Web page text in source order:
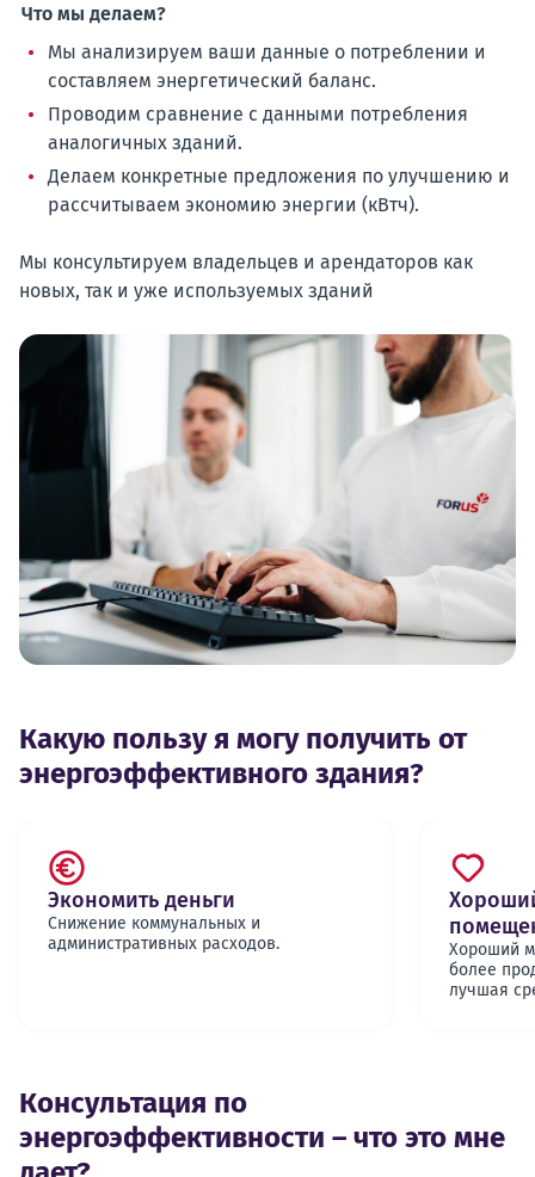
Что мы делаем?
Мы анализируем ваши данные о потреблении и
составляем энергетический баланс.
Проводим сравнение с данными потребления
аналогичных зданий.
Делаем конкретные предложения по улучшению и
рассчитываем экономию энергии (кВтч).
Мы консультируем владельцев и арендаторов как
новых, так и уже используемых зданий
Какую пользу я могу получить от
энергоэффективного здания?
Экономить деньги
Снижение коммунальных и
административных расходов.
Хороший
более
лучшая
Консультация по
энергоэффективности – что это мне